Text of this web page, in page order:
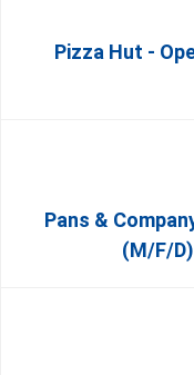
Pizza Hut -
Pans &
(m/f/d)